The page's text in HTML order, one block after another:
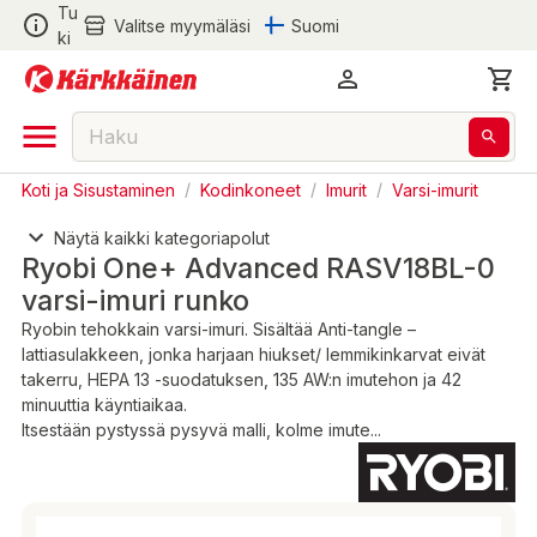
Tu
ki
Valitse myymäläsi Suomi
Koti ja Sisustaminen / Kodinkoneet / Imurit / Varsi-imurit
Näytä kaikki kategoriapolut
Ryobi One+ Advanced RASV18BL-0
varsi-imuri runko
Ryobin tehokkain varsi-imuri. Sisältää Anti-tangle –
lattiasulakkeen, jonka harjaan hiukset/ lemmikinkarvat eivät
takerru, HEPA 13 -suodatuksen, 135 AW:n imutehon ja 42
minuuttia käyntiaikaa.
Itsestään pystyssä pysyvä malli, kolme imute...